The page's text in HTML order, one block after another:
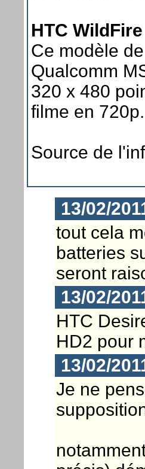
HTC
Ce modèle
Qualcomm
320 x 480
filme en 720p.
Source de
13/02/
tout cela
batteries
seront
13/02/
HTC
HD2 pour
13/02/
Je ne